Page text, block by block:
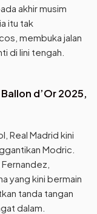
akhir musim
itu tak
membuka jalan
di lini tengah.
d’Or 2025,
Real Madrid kini
Modric.
yang kini bermain
tanda tangan
dalam.